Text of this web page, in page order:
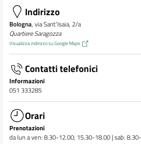
Indirizzo
Bologna, via Sant'Isaia, 2/a
Quartiere Saragozza
Visualizza indirizzo su Google Maps
Contatti telefonici
Informazioni
051 333285
Orari
Prenotazioni
da lun a ven: 8.30-12.00; 15.30-18.00 | sab: